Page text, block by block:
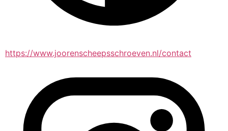
https://www.joorenscheepsschroeven.nl/contact